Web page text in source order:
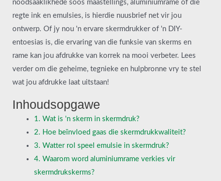
noodsaaklikhede soos maastellings, aluminiumrame of die
regte ink en emulsies, is hierdie nuusbrief net vir jou
ontwerp. Of jy nou 'n ervare skermdrukker of 'n DIY-
entoesias is, die ervaring van die funksie van skerms en
rame kan jou afdrukke van korrek na mooi verbeter. Lees
verder om die geheime, tegnieke en hulpbronne vry te stel
wat jou afdrukke laat uitstaan!
Inhoudsopgawe
1. Wat is 'n skerm in skermdruk?
2. Hoe beïnvloed gaas die skermdrukkwaliteit?
3. Watter rol speel emulsie in skermdruk?
4. Waarom word aluminiumrame verkies vir
skermdrukskerms?